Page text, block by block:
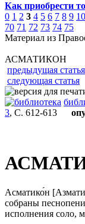
Как приобрести
0 1 2 3 4 5 6 7 8 9 10
70 71 72 73 74 75
Материал из
АСМАТИКОН
предыдущая статья
следующая статья
3, С. 612-613
Асматико́н
собраны
исполнения соло,